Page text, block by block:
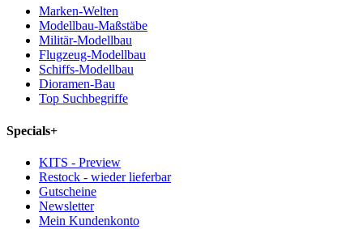
Marken-Welten
Modellbau-Maßstäbe
Militär-Modellbau
Flugzeug-Modellbau
Schiffs-Modellbau
Dioramen-Bau
Top Suchbegriffe
Specials+
KITS - Preview
Restock - wieder lieferbar
Gutscheine
Newsletter
Mein Kundenkonto